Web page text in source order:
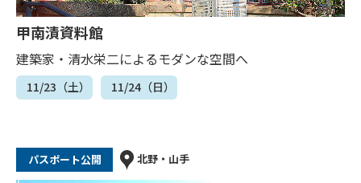
甲南漬資料館
建築家・清水栄二によるモダンな空間へ
11/23（土） 11/24（日）
パスポート公開 北野・山手